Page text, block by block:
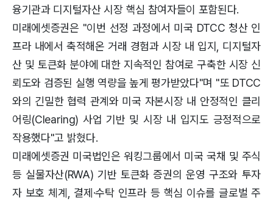
융기관과 디지털자산 시장 핵심 참여자들이 포함된다.
미래에셋증권은 "이번 선정 과정에서 미국 DTCC 청산 인
프라 내에서 축적해온 거래 경험과 시장 내 입지, 디지털자
산 및 토큰화 분야에 대한 지속적인 참여로 구축한 시장 신
뢰도와 검증된 실행 역량을 높게 평가받았다"며 "또 DTCC
와의 긴밀한 협력 관계와 미국 자본시장 내 안정적인 클리
어링(Clearing) 사업 기반 및 시장 내 입지도 긍정적으로
작용했다"고 밝혔다.
미래에셋증권 미국법인은 워킹그룹에서 미국 국채 및 주식
등 실물자산(RWA) 기반 토큰화 증권의 운영 구조와 투자
자 보호 체계, 결제·수탁 인프라 등 핵심 이슈를 글로벌 주